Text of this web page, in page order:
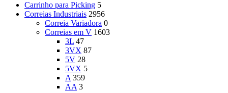
Carrinho para Picking 5
Correias Industriais 2956
Correia Variadora 0
Correias em V 1603
3L 47
3VX 87
5V 28
5VX 5
A 359
AA 3